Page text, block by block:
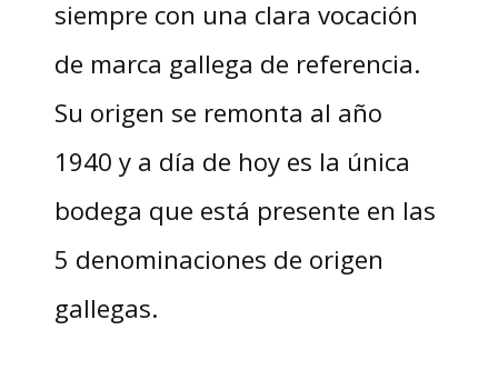
siempre con una clara vocación
de marca gallega de referencia.
Su origen se remonta al año
1940 y a día de hoy es la única
bodega que está presente en las
5 denominaciones de origen
gallegas.